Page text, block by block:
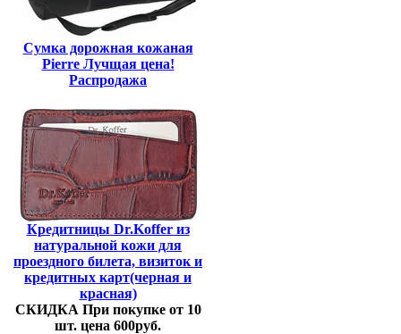
Сумка дорожная кожаная
Pierre Лучщая цена!
Распродажа
Кредитницы Dr.Koffer из
натуральной кожи для
проездного билета, визиток и
кредитных карт(черная и
красная)
СКИДКА При покупке от 10
шт. цена 600руб.